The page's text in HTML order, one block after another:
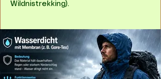
Wildnistrekking).